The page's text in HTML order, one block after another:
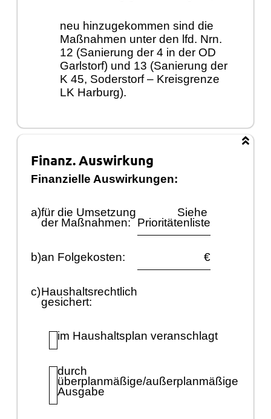
neu hinzugekommen sind die
Maßnahmen unter den lfd. Nrn.
12 (Sanierung der 4 in der OD
Garlstorf) und 13 (Sanierung der
K 45, Soderstorf – Kreisgrenze
LK Harburg).
Finanz. Auswirkung
Finanzielle Auswirkungen:
a)für die Umsetzung
der Maßnahmen:
Siehe
Prioritätenliste
b)an Folgekosten: €
c)Haushaltsrechtlich
gesichert:
im Haushaltsplan veranschlagt
durch
überplanmäßige/außerplanmäßige
Ausgabe